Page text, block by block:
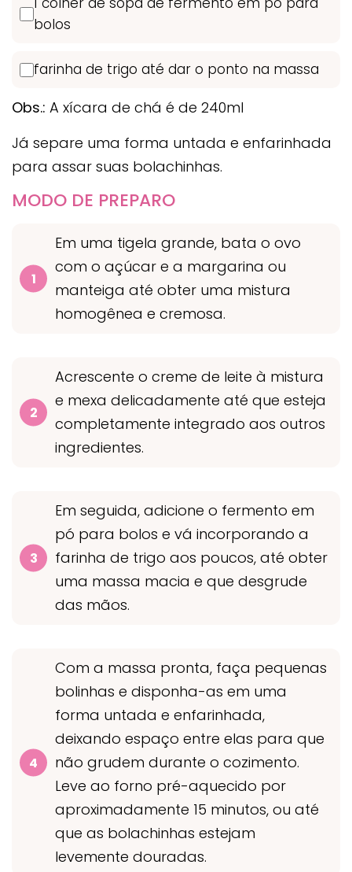
bolos
farinha de trigo até dar o ponto na massa
Obs.: A xícara de chá é de 240ml
Já separe uma forma untada e enfarinhada
para assar suas bolachinhas.
MODO DE PREPARO
Em uma tigela grande, bata o ovo
com o açúcar e a margarina ou
manteiga até obter uma mistura
homogênea e cremosa.
Acrescente o creme de leite à mistura
e mexa delicadamente até que esteja
completamente integrado aos outros
ingredientes.
Em seguida, adicione o fermento em
pó para bolos e vá incorporando a
farinha de trigo aos poucos, até obter
uma massa macia e que desgrude
das mãos.
Com a massa pronta, faça pequenas
bolinhas e disponha-as em uma
forma untada e enfarinhada,
deixando espaço entre elas para que
não grudem durante o cozimento.
Leve ao forno pré-aquecido por
aproximadamente 15 minutos, ou até
que as bolachinhas estejam
levemente douradas.